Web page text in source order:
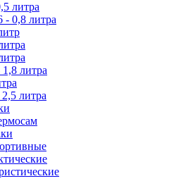
литра
- 0,8 литра
литра
литра